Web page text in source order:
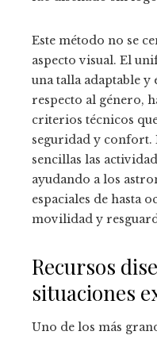
Este método no se
aspecto visual. El
una talla adaptable
respecto al género,
criterios técnicos
seguridad y confort.
sencillas las
ayudando a los
espaciales de hasta
movilidad y
Recursos
situaciones
Uno de los más